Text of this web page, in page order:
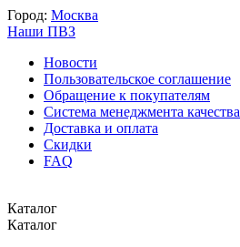
Город: Москва
Наши ПВЗ
Новости
Пользовательское соглашение
Обращение к покупателям
Система менеджмента качества
Доставка и оплата
Скидки
FAQ
Каталог
Каталог